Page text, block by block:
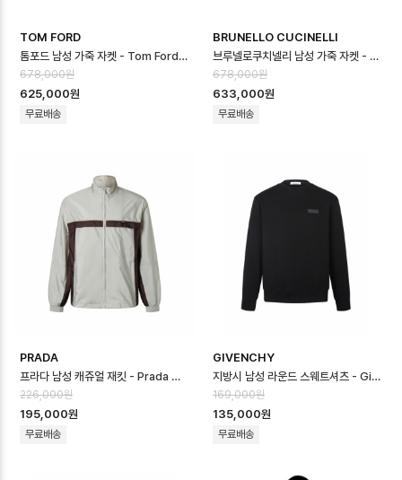
TOM FORD
톰포드 남성 가죽 자켓 - Tom Ford Mens Leather Jacket - toc1…
678,000원
625,000원
무료배송
BRUNELLO CUCINELLI
브루넬로쿠치넬리 남성 가죽 자켓 - Brunello Cucinelli Mens Polo J…
678,000원
633,000원
무료배송
PRADA
프라다 남성 캐쥬얼 재킷 - Prada Mens Casual Jacket - prc1673…
226,000원
195,000원
무료배송
GIVENCHY
지방시 남성 라운드 스웨트셔츠 - Givenchy Mens Round Sweatshirt …
169,000원
135,000원
무료배송